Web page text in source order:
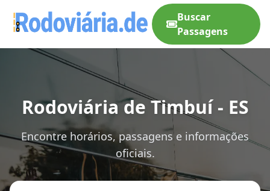
Buscar
Passagens
Rodoviária de Timbuí - ES
Encontre horários, passagens e informações
oficiais.